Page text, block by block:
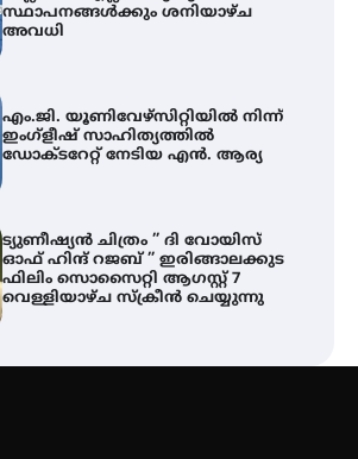
സ്ഥാപനങ്ങൾക്കും ശനിയാഴ്ച
അവധി
എം.ജി. യൂണിവേഴ്‌സിറ്റിയിൽ നിന്ന്
ഇംഗ്ളീഷ് സാഹിത്യത്തിൽ
ഡോക്ടറേറ്റ് നേടിയ എൻ. ആര്യ
ട്യുണീഷ്യൻ ചിത്രം ” ദി വോയിസ്
ഓഫ് ഹിന്ദ് റജബ് ” ഇരിങ്ങാലക്കുട
ഫിലിം സൊസൈറ്റി ആഗസ്റ്റ് 7
വെള്ളിയാഴ്ച സ്‌ക്രീൻ ചെയ്യുന്നു